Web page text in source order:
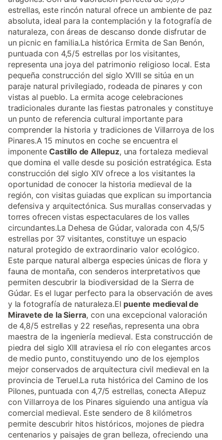
estrellas, este rincón natural ofrece un ambiente de paz
absoluta, ideal para la contemplación y la fotografía de
naturaleza, con áreas de descanso donde disfrutar de
un picnic en familia.La histórica Ermita de San Benón,
puntuada con 4,5/5 estrellas por los visitantes,
representa una joya del patrimonio religioso local. Esta
pequeña construcción del siglo XVIII se sitúa en un
paraje natural privilegiado, rodeada de pinares y con
vistas al pueblo. La ermita acoge celebraciones
tradicionales durante las fiestas patronales y constituye
un punto de referencia cultural importante para
comprender la historia y tradiciones de Villarroya de los
Pinares.A 15 minutos en coche se encuentra el
imponenteCastillo de Allepuz, una fortaleza medieval
que domina el valle desde su posición estratégica. Esta
construcción del siglo XIV ofrece a los visitantes la
oportunidad de conocer la historia medieval de la
región, con visitas guiadas que explican su importancia
defensiva y arquitectónica. Sus murallas conservadas y
torres ofrecen vistas espectaculares de los valles
circundantes.La Dehesa de Gúdar, valorada con 4,5/5
estrellas por 37 visitantes, constituye un espacio
natural protegido de extraordinario valor ecológico.
Este parque natural alberga especies únicas de flora y
fauna de montaña, con senderos interpretativos que
permiten descubrir la biodiversidad de la Sierra de
Gúdar. Es el lugar perfecto para la observación de aves
y la fotografía de naturaleza.El puente medieval de
Miravete de la Sierra, con una excepcional valoración
de 4,8/5 estrellas y 22 reseñas, representa una obra
maestra de la ingeniería medieval. Esta construcción de
piedra del siglo XIII atraviesa el río con elegantes arcos
de medio punto, constituyendo uno de los ejemplos
mejor conservados de arquitectura civil medieval en la
provincia de Teruel.La ruta histórica del Camino de los
Pilones, puntuada con 4,7/5 estrellas, conecta Allepuz
con Villarroya de los Pinares siguiendo una antigua vía
comercial medieval. Este sendero de 8 kilómetros
permite descubrir hitos históricos, mojones de piedra
centenarios y paisajes de gran belleza, ofreciendo una